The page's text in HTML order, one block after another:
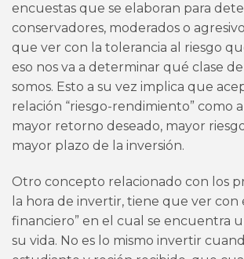
encuestas que se elaboran para
conservadores, moderados o
que ver con la tolerancia al riesgo
eso nos va a determinar qué clase
somos. Esto a su vez implica que
relación “riesgo-rendimiento” como
mayor retorno deseado, mayor
mayor plazo de la inversión.
Otro concepto relacionado con los
la hora de invertir, tiene que ver con
financiero” en el cual se encuentra
su vida. No es lo mismo invertir